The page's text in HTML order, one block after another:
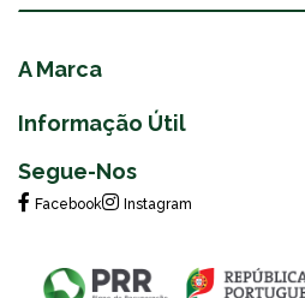
A Marca
Informação Útil
Segue-Nos
Facebook Instagram